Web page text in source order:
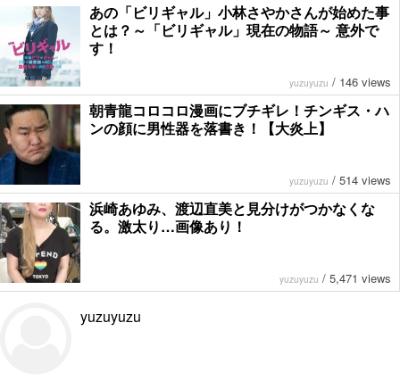
あの「ビリギャル」小林さやかさんが始めた事
とは？～「ビリギャル」現在の物語～ 意外で
す！
yuzuyuzu / 146 views
朝青龍コロコロ漫画にブチギレ！チンギス・ハ
ンの顔に男性器を落書き！【大炎上】
yuzuyuzu / 514 views
浜崎あゆみ、渡辺直美と見分けがつかなくな
る。激太り…画像あり！
yuzuyuzu / 5,471 views
yuzuyuzu